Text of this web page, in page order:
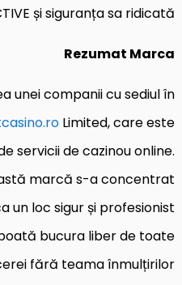
și siguranța sa ridicată.
Rezumat Marca
unei companii cu sediul în
Limited, care este
servicii de cazinou online.
marcă s-a concentrat
un loc sigur și profesionist
bucura liber de toate
fără teama înmulțirilor